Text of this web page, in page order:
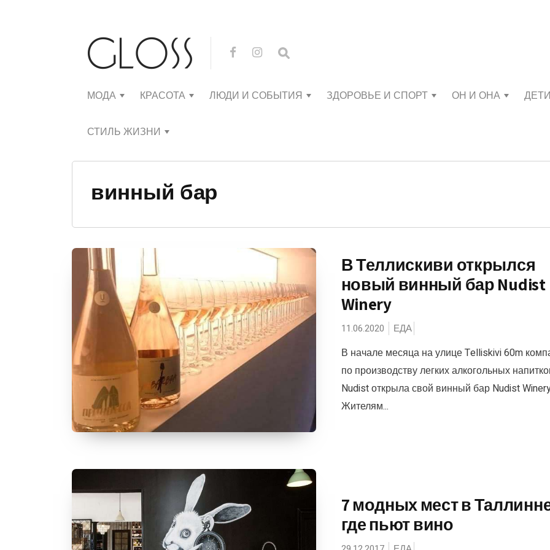
МОДА КРАСОТА ЛЮДИ И СОБЫТИЯ ЗДОРОВЬЕ И СПОРТ ОН И ОНА ДЕТИ
СТИЛЬ ЖИЗНИ
винный бар
В Теллискиви открылся
новый винный бар Nudist
Winery
11.06.2020 ЕДА
В начале месяца на улице Telliskivi 60m
по производству легких алкогольных
Nudist открыла свой винный бар Nudist
Жителям...
7 модных мест в
где пьют вино